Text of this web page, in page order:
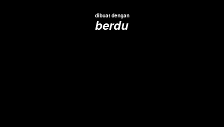
dibuat dengan
berdu